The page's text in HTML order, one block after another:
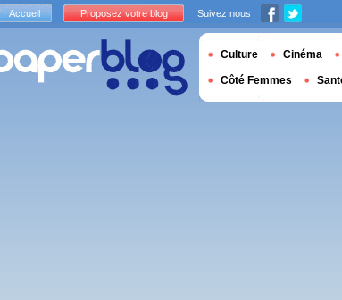
Accueil Proposez votre blog Suivez nous
Culture Cinéma
Côté Femmes